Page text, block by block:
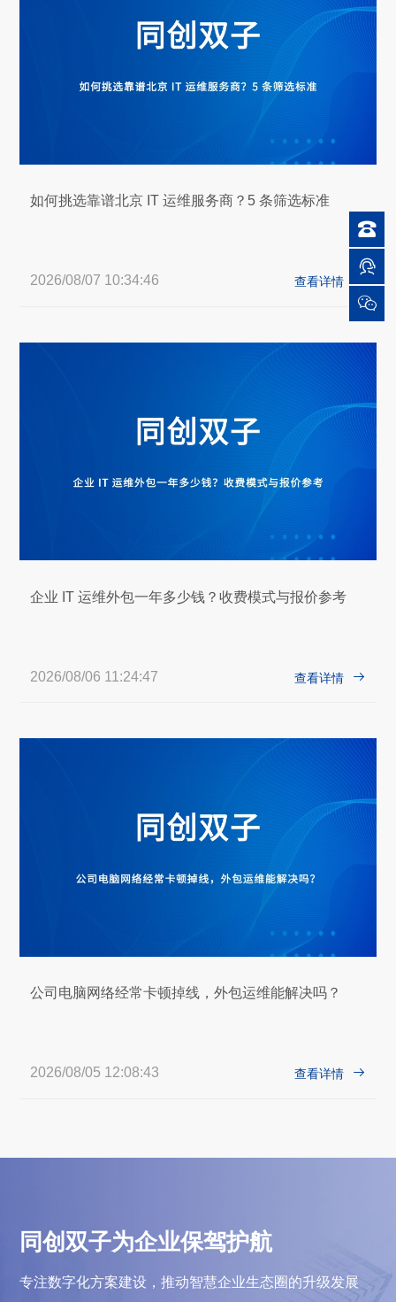



如何挑选靠谱北京 IT 运维服务商？5 条筛选标准
2026/08/07 10:34:46 查看详情
企业 IT 运维外包一年多少钱？收费模式与报价参考
2026/08/06 11:24:47 查看详情 
公司电脑网络经常卡顿掉线，外包运维能解决吗？
2026/08/05 12:08:43 查看详情 
同创双子为企业保驾护航
专注数字化方案建设，推动智慧企业生态圈的升级发展